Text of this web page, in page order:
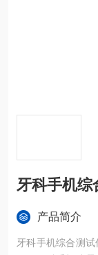
牙科手机综
产品简介
牙科手机综合测